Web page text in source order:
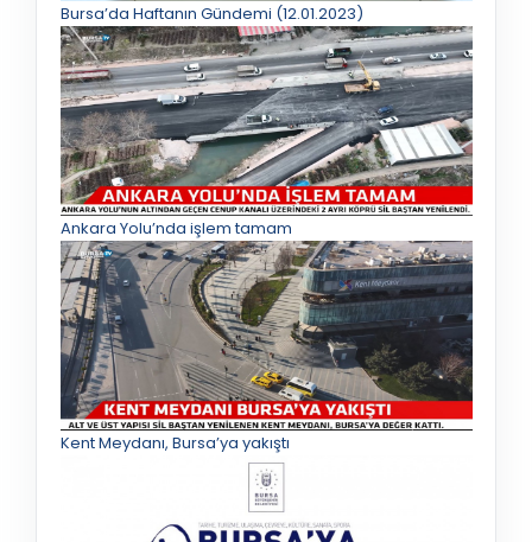
Bursa’da Haftanın Gündemi (12.01.2023)
Ankara Yolu’nda işlem tamam
Kent Meydanı, Bursa’ya yakıştı